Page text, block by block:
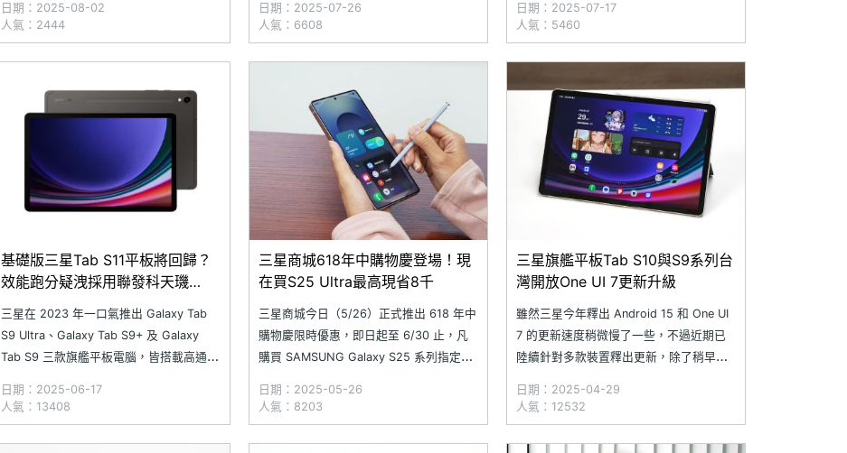
證機構 Safety Korea 認證後，近日
SAMSUNG Galaxy Tab S10
日期：2025-08-02
人氣：2444
登場。近日，韓國產品安全認證機構
Safety Korea 資料庫中出現 3 筆三星新平
板的認
日期：2025-07-26
人氣：6608
中。近日有消息指出，SAMSUNG Galaxy
S25 FE 與 Galaxy Tab S10 Lite 均已通過
日期：2025-07-17
人氣：5460
基礎版三星Tab S11平板將回歸？
效能跑分疑洩採用聯發科天璣
9400+
三星在 2023 年一口氣推出 Galaxy Tab
S9 Ultra、Galaxy Tab S9+ 及 Galaxy
Tab S9 三款旗艦平板電腦，皆搭載高通驍
品僅發表 Galaxy Tab S10 Ultra 與
Galaxy Tab S10+，並首度改用聯
日期：2025-06-17
人氣：13408
三星商城618年中購物慶登場！現
在買S25 Ultra最高現省8千
三星商城今日（5/26）正式推出 618 年中
購物慶限時優惠，即日起至 6/30 止，凡
購買 SAMSUNG Galaxy S25 系列指定機
Galaxy Z Fold6 或 Z Flip6 系列，可享最
高 12,000 元的折扣。透過 Samsung
日期：2025-05-26
人氣：8203
三星旗艦平板Tab S10與S9系列台
灣開放One UI 7更新升級
雖然三星今年釋出 Android 15 和 One UI
7 的更新速度稍微慢了一些，不過近期已
陸續針對多款裝置釋出更新，除了稍早提
Ultra 等旗艦手機外，包含 Galaxy Tab
S10 系列與 Galaxy Tab S9 系列在內的旗
艦
日期：2025-04-29
人氣：12532